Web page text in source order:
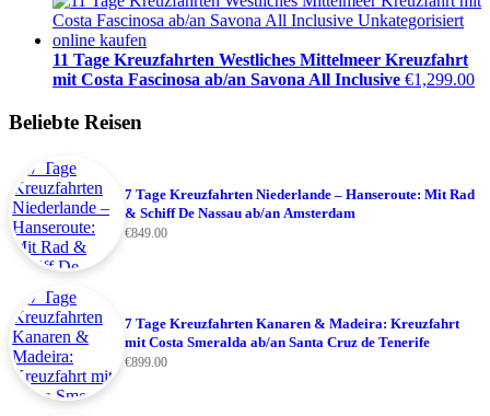
11 Tage Kreuzfahrten Westliches Mittelmeer Kreuzfahrt
mit Costa Fascinosa ab/an Savona All Inclusive €1,299.00
Beliebte Reisen
7 Tage Kreuzfahrten Niederlande – Hanseroute: Mit Rad
& Schiff De Nassau ab/an Amsterdam
€849.00
7 Tage Kreuzfahrten Kanaren & Madeira: Kreuzfahrt
mit Costa Smeralda ab/an Santa Cruz de Tenerife
€899.00